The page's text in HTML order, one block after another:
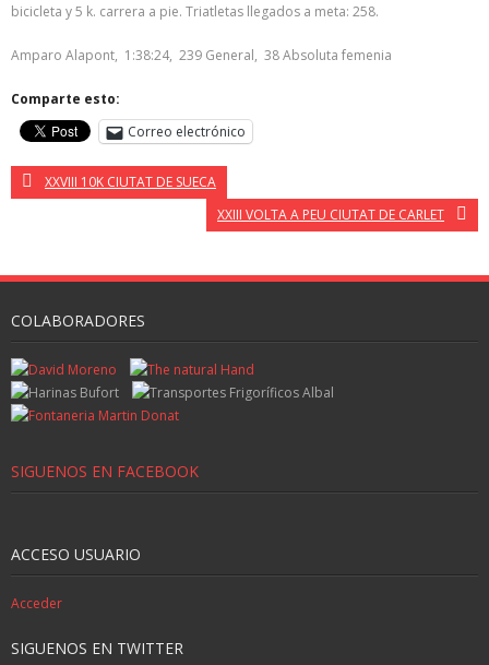
bicicleta y 5 k. carrera a pie. Triatletas llegados a meta: 258.
Amparo Alapont, 1:38:24, 239 General, 38 Absoluta femenia
Comparte esto:
Correo electrónico
XXVIII 10K CIUTAT DE SUECA
XXIII VOLTA A PEU CIUTAT DE CARLET
COLABORADORES
SIGUENOS EN FACEBOOK
ACCESO USUARIO
Acceder
SIGUENOS EN TWITTER